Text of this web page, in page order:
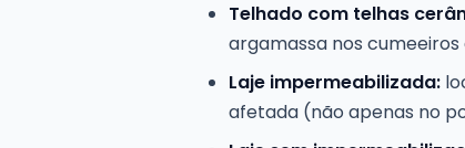
Telhado com telhas
argamassa nos cumeeiros
Laje impermeabilizada:
afetada (não apenas no